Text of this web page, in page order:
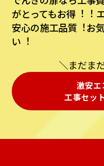
がとってもお得︕︕
安⼼の施⼯品質︕お
い︕
＼まだま
激安エ
⼯事セッ